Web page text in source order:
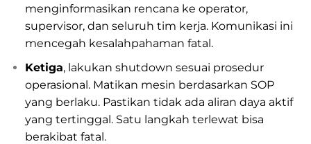
menginformasikan rencana ke operator,
supervisor, dan seluruh tim kerja. Komunikasi ini
mencegah kesalahpahaman fatal.
Ketiga, lakukan shutdown sesuai prosedur
operasional. Matikan mesin berdasarkan SOP
yang berlaku. Pastikan tidak ada aliran daya aktif
yang tertinggal. Satu langkah terlewat bisa
berakibat fatal.